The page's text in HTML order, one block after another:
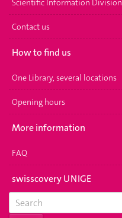
Scientific Information Division
Contact us
How to find us
One Library, several locations
Opening hours
More information
FAQ
swisscovery UNIGE